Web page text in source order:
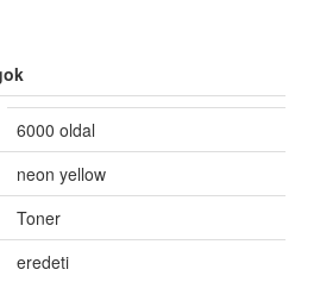
6000 oldal
neon yellow
Toner
eredeti